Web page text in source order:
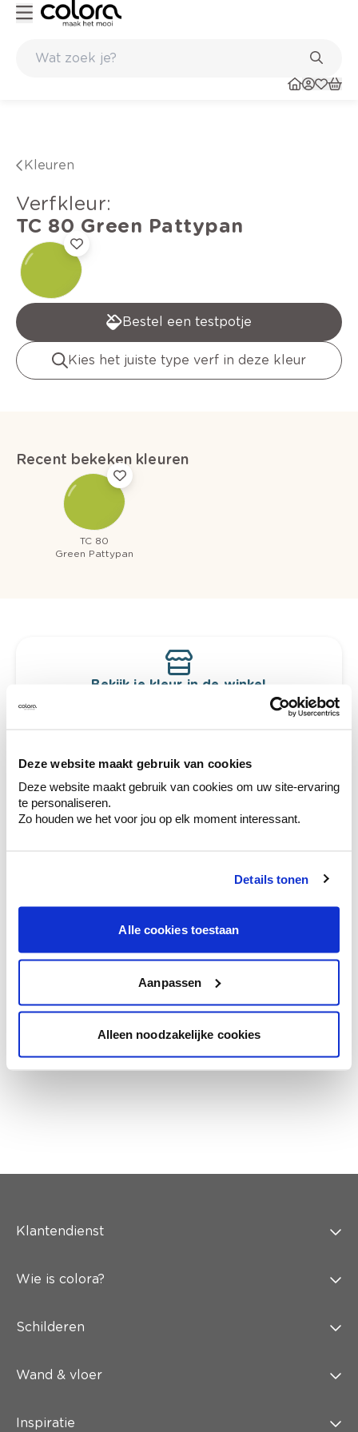
Deze website maakt gebruik van cookies
Deze website maakt gebruik van cookies om uw site-ervaring
te personaliseren.
Zo houden we het voor jou op elk moment interessant.
Details tonen
Alle cookies toestaan
Aanpassen
Alleen noodzakelijke cookies
Kleuren
verfkleur:
TC 80 Green Pattypan
Bestel een testpotje
Kies het juiste type verf in deze kleur
Recent bekeken kleuren
TC 80
Green Pattypan
Bekijk je kleur in de winkel
Ontdek er kleurechte stalen van je
te verfijnen.
Krijg persoonlijk advies om kleuren te
combineren.
Krijg kleuradvies op basis van de lichtinval
en je meubels.
Krijg ineens een technologische check-up
Klantendienst
Wie is colora?
Schilderen
Wand & vloer
Inspiratie